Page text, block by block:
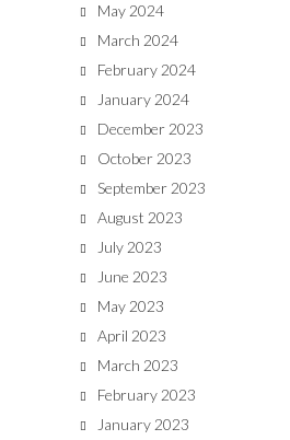
May 2024
March 2024
February 2024
January 2024
December 2023
October 2023
September 2023
August 2023
July 2023
June 2023
May 2023
April 2023
March 2023
February 2023
January 2023